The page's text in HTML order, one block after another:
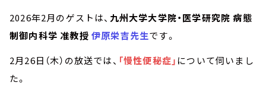
2026年2月のゲストは、 九州大学大学院・医学研究院 病態
制御内科学 准教授 伊原栄吉先生です。
2月26日（木）の放送では、 「慢性便秘症」 について伺いまし
た。